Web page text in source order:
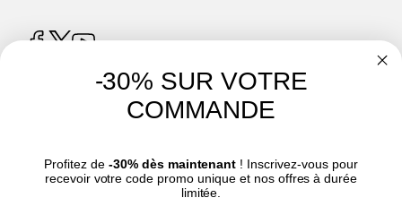
4.8/ 5
-30% SUR VOTRE
COMMANDE
Profitez de -30% dès maintenant ! Inscrivez-vous pour
recevoir votre code promo unique et nos offres à durée
limitée.